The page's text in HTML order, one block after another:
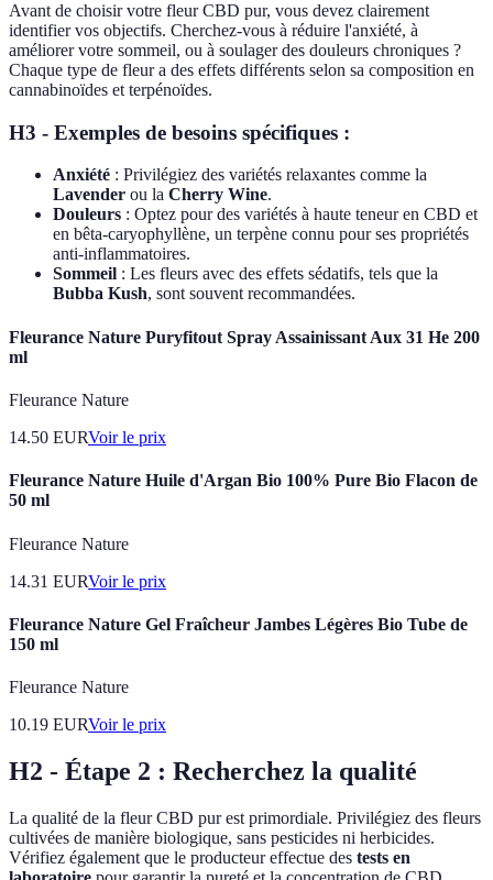
Avant de choisir votre fleur CBD pur, vous devez clairement
identifier vos objectifs. Cherchez-vous à réduire l'anxiété, à
améliorer votre sommeil, ou à soulager des douleurs chroniques ?
Chaque type de fleur a des effets différents selon sa composition en
cannabinoïdes et terpénoïdes.
H3 - Exemples de besoins spécifiques :
Anxiété : Privilégiez des variétés relaxantes comme la
Lavender ou la Cherry Wine.
Douleurs : Optez pour des variétés à haute teneur en CBD et
en bêta-caryophyllène, un terpène connu pour ses propriétés
anti-inflammatoires.
Sommeil : Les fleurs avec des effets sédatifs, tels que la
Bubba Kush, sont souvent recommandées.
Fleurance Nature Puryfitout Spray Assainissant Aux 31 He 200
ml
Fleurance Nature
14.50 EURVoir le prix
Fleurance Nature Huile d'Argan Bio 100% Pure Bio Flacon de
50 ml
Fleurance Nature
14.31 EURVoir le prix
Fleurance Nature Gel Fraîcheur Jambes Légères Bio Tube de
150 ml
Fleurance Nature
10.19 EURVoir le prix
H2 - Étape 2 : Recherchez la qualité
La qualité de la fleur CBD pur est primordiale. Privilégiez des fleurs
cultivées de manière biologique, sans pesticides ni herbicides.
Vérifiez également que le producteur effectue des tests en